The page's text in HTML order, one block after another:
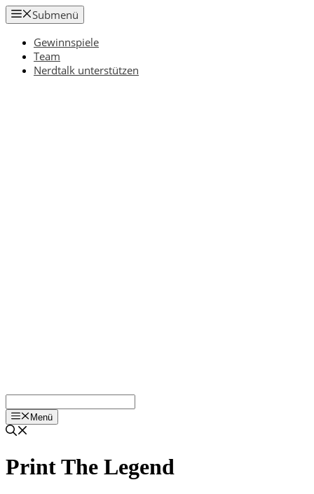
Zum
Inhalt
springen
Submenü
Gewinnspiele
Team
Nerdtalk unterstützen
Menü
Print The Legend